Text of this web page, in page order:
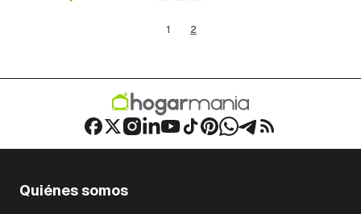
1 2
Quiénes somos